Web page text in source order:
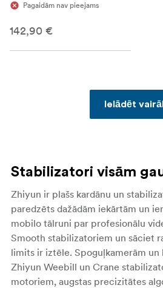
Pagaidām nav pieejams
142,90 €
Ielādēt
Stabilizatori visām
Zhiyun ir plašs kardānu un
paredzēts dažādām iekārtām un
mobilo tālruni par profesionālu
Smooth stabilizatoriem un sāciet
limits ir iztēle. Spoguļkamerām
Zhiyun Weebill un Crane
motoriem, augstas precizitātes